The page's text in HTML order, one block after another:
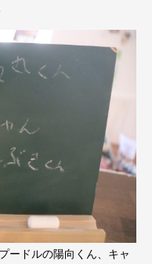
ードルの陽向くん、キャ